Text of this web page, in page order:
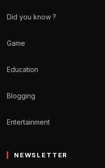
Did you know ?
Game
Education
Blogging
Entertainment
NEWSLETTER